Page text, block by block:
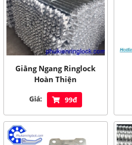
Giằng Ngang Ringlock
Hoàn Thiện
Giá: 99đ